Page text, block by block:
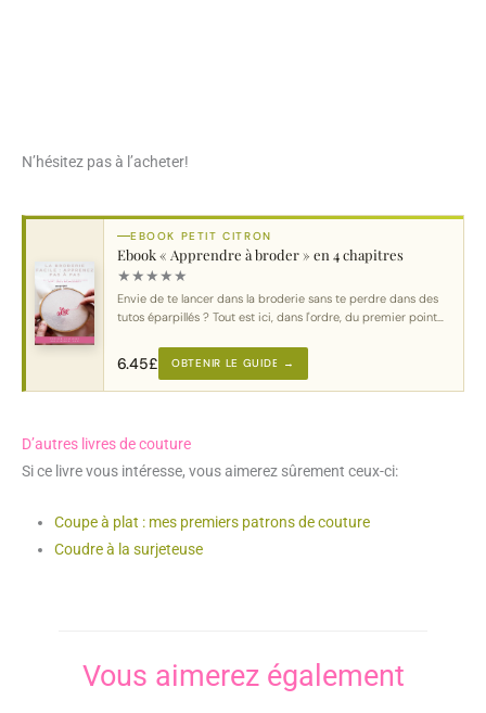
N’hésitez pas à l’acheter!
EBOOK PETIT CITRON
Ebook « Apprendre à broder » en 4 chapitres
★★★★★
Envie de te lancer dans la broderie sans te perdre dans des
tutos éparpillés ? Tout est ici, dans l'ordre, du premier point
6.45£ OBTENIR LE GUIDE →
D’autres livres de couture
Si ce livre vous intéresse, vous aimerez sûrement ceux-ci:
Coupe à plat : mes premiers patrons de couture
Coudre à la surjeteuse
Vous aimerez également